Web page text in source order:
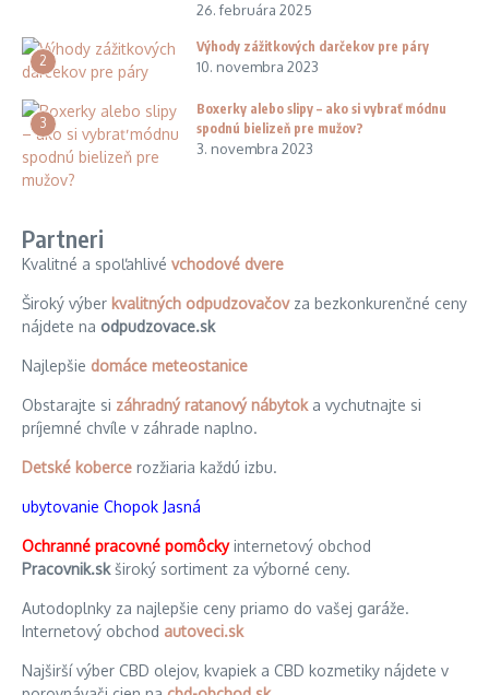
26. februára 2025
2
Výhody zážitkových darčekov pre páry
10. novembra 2023
3
Boxerky alebo slipy – ako si vybrať módnu
spodnú bielizeň pre mužov?
3. novembra 2023
Partneri
Kvalitné a spoľahlivé vchodové dvere
Široký výber kvalitných odpudzovačovza bezkonkurenčné ceny
nájdete na odpudzovace.sk
Najlepšie domáce meteostanice
Obstarajte si záhradný ratanový nábytoka vychutnajte si
príjemné chvíle v záhrade naplno.
Detské koberce rozžiaria každú izbu.
ubytovanie Chopok Jasná
Ochranné pracovné pomôckyinternetový obchod
Pracovnik.skširoký sortiment za výborné ceny.
Autodoplnky za najlepšie ceny priamo do vašej garáže.
Internetový obchod autoveci.sk
Najširší výber CBD olejov, kvapiek a CBD kozmetiky nájdete v